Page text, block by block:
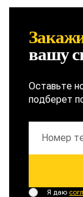
вашу
Оставьте
подберет
Я даю